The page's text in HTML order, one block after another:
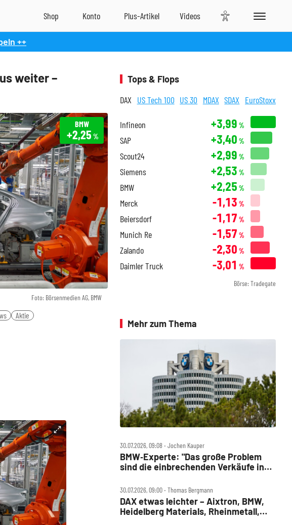
++
weiter –
Foto: Börsenmedien AG, BMW
BMW
+2,25 %
Aktie
Tops & Flops
DAX US Tech 100 US 30 MDAX SDAX EuroStoxx
Infineon +3,99 %
SAP +3,40 %
Scout24 +2,99 %
Siemens +2,53 %
BMW +2,25 %
Merck -1,13 %
Beiersdorf -1,17 %
Munich Re -1,57 %
Zalando -2,30 %
Daimler Truck -3,01 %
Börse: Tradegate
Mehr zum Thema
30.07.2026, 09:08 ‧ Jochen Kauper
BMW‑Experte: "Das große Problem
sind die einbrechenden Verkäufe in
30.07.2026, 09:00 ‧ Thomas Bergmann
DAX etwas leichter – Aixtron, BMW,
Heidelberg Materials, Rheinmetall,